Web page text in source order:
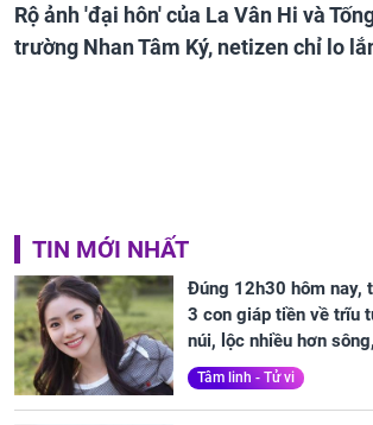
Rộ ảnh 'đại hôn' của La Vân Hi và
trường Nhan Tâm Ký, netizen chỉ lo
TIN MỚI NHẤT
Đúng 12h30 hôm nay,
3 con giáp tiền về trĩu
núi, lộc nhiều hơn
Tâm linh - Tử vi